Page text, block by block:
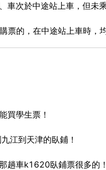
車次於中途站上車，但未
票的，在中途站上車時，
買學生票！
江到天津的臥鋪！
趟車k1620臥鋪票很多的！